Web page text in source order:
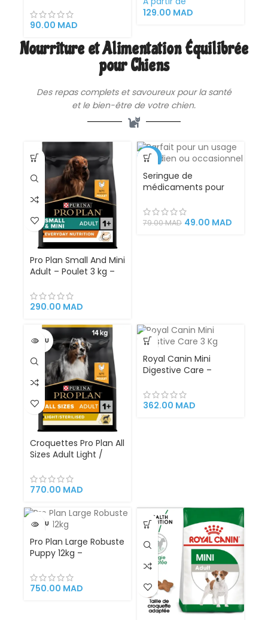
VetoCare 200ml
90.00 MAD
129.00 MAD
Nourriture et Alimentation Équilibrée
pour Chiens
Des repas complets et savoureux pour la santé
et le bien-être de votre chien.
Pro Plan Small And Mini
Adult – Poulet 3 kg –
pour Petit Chien
Adulte
290.00 MAD
-38%
Seringue de
médicaments pour
Distributeur de
médicaments
79.00MAD 49.00 MAD
VENDU
Croquettes Pro Plan All
Sizes Adult Light /
14kg alimentation
complète pour chiens
en matières grasses
770.00 MAD
Royal Canin Mini
Digestive Care –
Chiens Adultes de
Petite Taille (1 à 10 kg)
362.00 MAD
VENDU
Pro Plan Large Robuste
Puppy 12kg –
Grand Chiot Robuste
et de morphotype
750.00 MAD